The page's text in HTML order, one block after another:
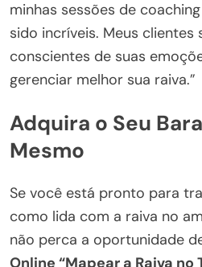
minhas sessões de
sido incríveis. Meus clientes
conscientes de suas
gerenciar melhor sua raiva.”
Adquira o Seu
Mesmo
Se você está pronto para
como lida com a raiva no
não perca a oportunidade
Online “Mapear a Raiva no